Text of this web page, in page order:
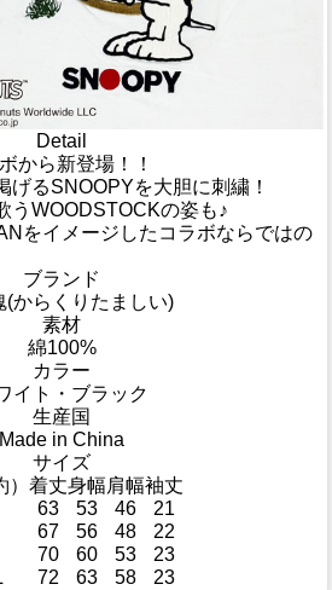
Detail
から新登場！！
げるSNOOPYを大胆に刺繍！
うWOODSTOCKの姿も♪
をイメージしたコラボならではの
ブランド
(からくりたましい)
素材
綿100%
カラー
イト・ブラック
生産国
Made in China
サイズ
） 着丈身幅肩幅袖丈
63 53 46
21
67 56 48
22
70 60 53
23
72 63 58 23